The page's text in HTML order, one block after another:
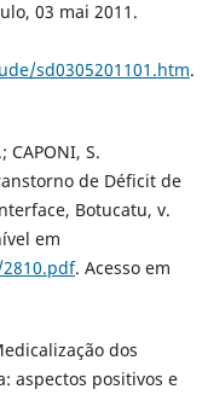
03 mai 2011.
sd0305201101.htm.
CAPONI, S.
de Déficit de
Botucatu, v.
em
. Acesso em
dos
aspectos positivos e